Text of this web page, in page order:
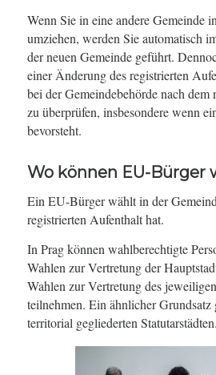
Wenn Sie in eine andere Gemeinde
umziehen, werden Sie automatisch
der neuen Gemeinde geführt.
einer Änderung des registrierten
bei der Gemeindebehörde nach dem
zu überprüfen, insbesondere wenn
bevorsteht.
Wo können EU-Bürger
Ein EU-Bürger wählt in der
registrierten Aufenthalt hat.
In Prag können wahlberechtigte
Wahlen zur Vertretung der
Wahlen zur Vertretung des
teilnehmen. Ein ähnlicher Grundsatz
territorial gegliederten Statutarstädten.